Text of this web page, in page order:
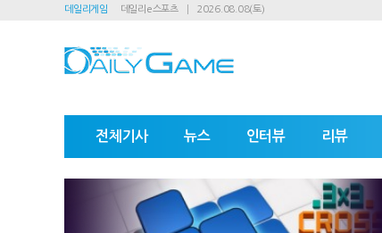
데일리게임 데일리e스포츠 2026.08.08(토)
전체기사 뉴스 인터뷰 리뷰